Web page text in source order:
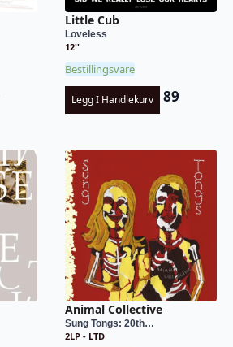
Little Cub
Loveless
12''
Bestillingsvare
Legg I Handlekurv 89
Animal Collective
Sung Tongs: 20th…
2LP - LTD